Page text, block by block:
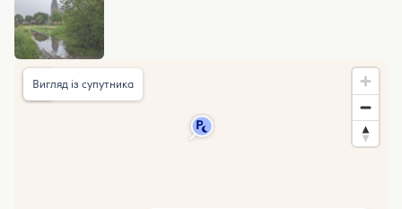
Вигляд із супутника